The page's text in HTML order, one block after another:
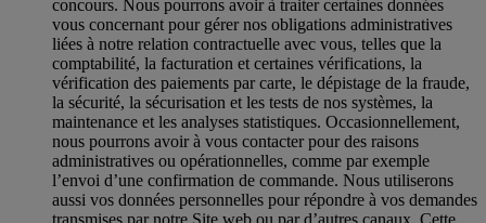
concours. Nous pourrons avoir à traiter certaines données
vous concernant pour gérer nos obligations administratives
liées à notre relation contractuelle avec vous, telles que la
comptabilité, la facturation et certaines vérifications, la
vérification des paiements par carte, le dépistage de la fraude,
la sécurité, la sécurisation et les tests de nos systèmes, la
maintenance et les analyses statistiques. Occasionnellement,
nous pourrons avoir à vous contacter pour des raisons
administratives ou opérationnelles, comme par exemple
l’envoi d’une confirmation de commande. Nous utiliserons
aussi vos données personnelles pour répondre à vos demandes
transmises par notre Site web ou par d’autres canaux. Cette